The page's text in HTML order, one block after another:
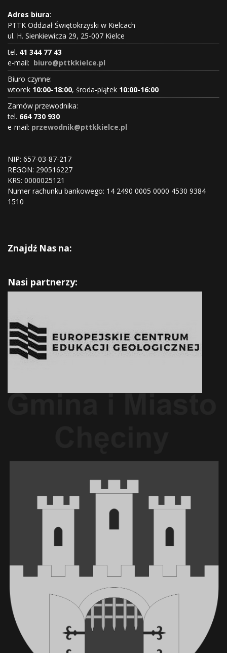
Adres biura:
PTTK Oddział Świętokrzyski w Kielcach
ul. H. Sienkiewicza 29, 25-007 Kielce
tel. 41 344 77 43
e-mail: biuro@pttkkielce.pl
Biuro czynne:
wtorek 10:00-18:00, środa-piątek 10:00-16:00
Zamów przewodnika:
tel. 664 730 930
e-mail: przewodnik@pttkkielce.pl
NIP: 657-03-87-217
REGON: 290516227
KRS: 0000025121
Numer rachunku bankowego: 14 2490 0005 0000 4530 9384
1510
Znajdź Nas na:
Nasi partnerzy: